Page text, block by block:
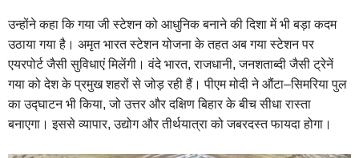
उन्होंने कहा कि गया जी स्टेशन को आधुनिक बनाने की दिशा में भी बड़ा कदम
उठाया गया है। अमृत भारत स्टेशन योजना के तहत अब गया स्टेशन पर
एयरपोर्ट जैसी सुविधाएं मिलेंगी। वंदे भारत, राजधानी, जनशताब्दी जैसी ट्रेनें
गया को देश के प्रमुख शहरों से जोड़ रही हैं। पीएम मोदी ने औंटा–सिमरिया पुल
का उद्घाटन भी किया, जो उत्तर और दक्षिण बिहार के बीच सीधा रास्ता
बनाएगा। इससे व्यापार, उद्योग और तीर्थयात्रा को जबरदस्त फायदा होगा।